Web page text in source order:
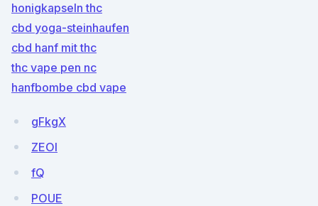
honigkapseln thc
cbd yoga-steinhaufen
cbd hanf mit thc
thc vape pen nc
hanfbombe cbd vape
gFkgX
ZEOI
fQ
POUE